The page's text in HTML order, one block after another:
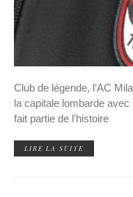
Club de légende, l’AC
la capitale lombarde
fait partie de l’histoire
LIRE LA SUITE